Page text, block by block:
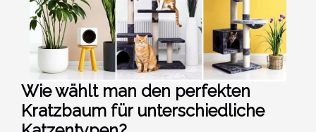
Wie wählt man den perfekten
Kratzbaum für unterschiedliche